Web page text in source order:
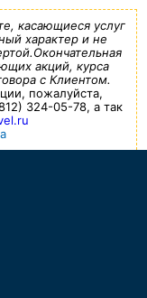
касающиеся услуг
характер и не
акций, курса
с Клиентом.
пожалуйста,
324-05-78, а так